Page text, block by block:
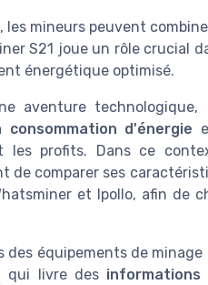
, les mineurs peuvent
S21 joue un rôle crucial
énergétique optimisé.
aventure
consommation d'énergie
profits. Dans ce
de comparer ses
et Ipollo, afin de
équipements de minage
qui livre des informations